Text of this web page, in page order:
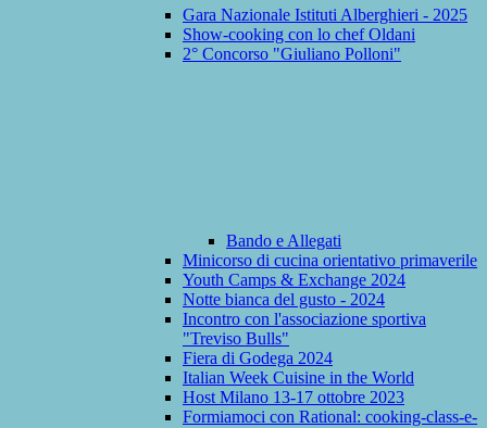
Gara Nazionale Istituti Alberghieri - 2025
Show-cooking con lo chef Oldani
2° Concorso "Giuliano Polloni"
Bando e Allegati
Minicorso di cucina orientativo primaverile
Youth Camps & Exchange 2024
Notte bianca del gusto - 2024
Incontro con l'associazione sportiva
"Treviso Bulls"
Fiera di Godega 2024
Italian Week Cuisine in the World
Host Milano 13-17 ottobre 2023
Formiamoci con Rational: cooking-class-e-